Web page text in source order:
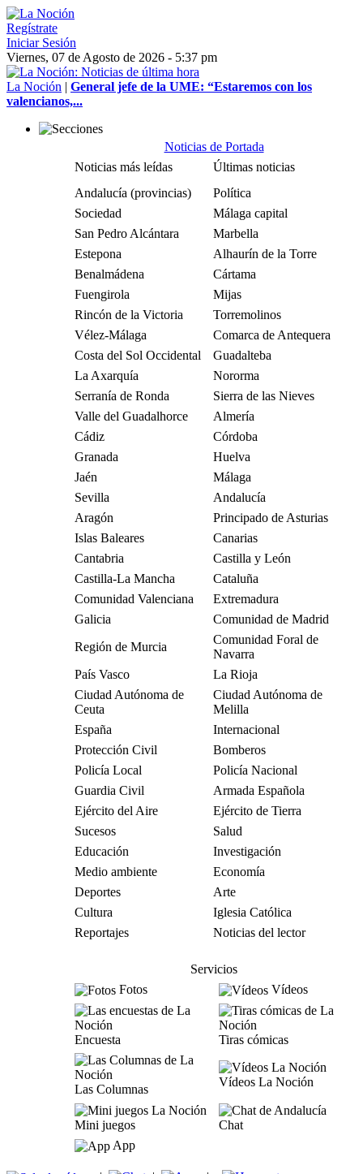
Regístrate
Iniciar Sesión
Viernes, 07 de Agosto de 2026 - 5:37 pm
La Noción | General jefe de la UME: “Estaremos con los
valencianos,...
Noticias de Portada
Noticias más leídas
Últimas noticias
Andalucía (provincias)
Política
Sociedad
Málaga capital
San Pedro Alcántara
Marbella
Estepona
Alhaurín de la Torre
Benalmádena
Cártama
Fuengirola
Mijas
Rincón de la Victoria
Torremolinos
Vélez-Málaga
Comarca de Antequera
Costa del Sol Occidental
Guadalteba
La Axarquía
Nororma
Serranía de Ronda
Sierra de las Nieves
Valle del Guadalhorce
Almería
Cádiz
Córdoba
Granada
Huelva
Jaén
Málaga
Sevilla
Andalucía
Aragón
Principado de Asturias
Islas Baleares
Canarias
Cantabria
Castilla y León
Castilla-La Mancha
Cataluña
Comunidad Valenciana
Extremadura
Galicia
Comunidad de Madrid
Región de Murcia
Comunidad Foral de
Navarra
País Vasco
La Rioja
Ciudad Autónoma de
Ceuta
Ciudad Autónoma de
Melilla
España
Internacional
Protección Civil
Bomberos
Policía Local
Policía Nacional
Guardia Civil
Armada Española
Ejército del Aire
Ejército de Tierra
Sucesos
Salud
Educación
Investigación
Medio ambiente
Economía
Deportes
Arte
Cultura
Iglesia Católica
Reportajes
Noticias del lector
Servicios
Fotos
Vídeos
Encuesta Tiras cómicas
Las Columnas
Vídeos La Noción
Mini juegos
Chat
App